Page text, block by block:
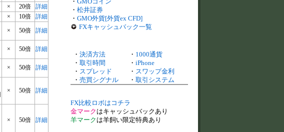
× 20倍
詳細
× 10倍
詳細
× 50倍 詳細
× 50倍 詳細
× 50倍 詳細
× 50倍 詳細
× 50倍 詳細
・ 松井証券
・ GMO外貨[外貨ex CFD]
FXキャッシュバック一覧
・ 決済方法 ・ 1000通貨
・ 取引時間 ・ iPhone
・ スプレッド ・ スワップ金利
・ 売買シグナル ・ 取引システム
FX比較ロボはコチラ
金マーク はキャッシュバックあり
羊マーク は羊飼い限定特典あり